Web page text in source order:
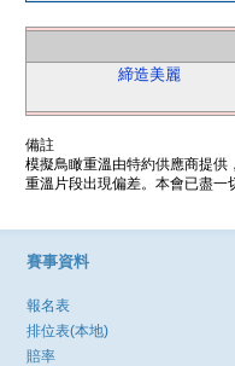
締造美麗
備註
模擬鳥瞰重溫由特約供應商提供
重溫片段出現偏差。本會已盡一
賽事資料
報名表
排位表(本地)
賠率